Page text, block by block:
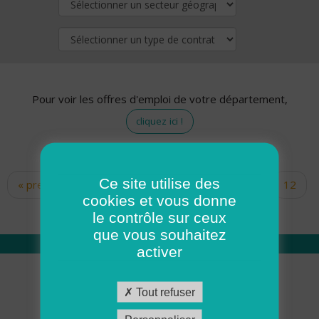
Pour voir les offres d'emploi de votre département,
cliquez ici !
Pages
« premier ‹ précédent … 10
12
14 15 16 17
Qui sommes nous
Académie ADMR
Ce site utilise des
cookies et vous donne
le contrôle sur ceux
que vous souhaitez
activer
Tout refuser